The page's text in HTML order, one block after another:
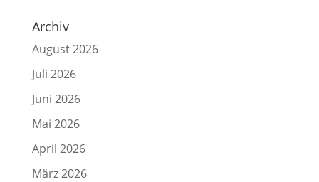
Archiv
August 2026
Juli 2026
Juni 2026
Mai 2026
April 2026
März 2026